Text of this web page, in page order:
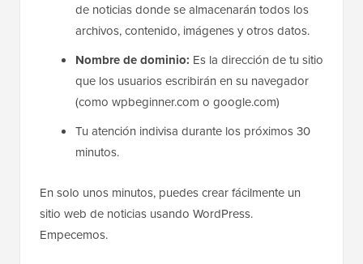
de noticias donde se almacenarán todos los
archivos, contenido, imágenes y otros datos.
Nombre de dominio: Es la dirección de tu sitio
que los usuarios escribirán en su navegador
(como wpbeginner.com o google.com)
Tu atención indivisa durante los próximos 30
minutos.
En solo unos minutos, puedes crear fácilmente un
sitio web de noticias usando WordPress.
Empecemos.